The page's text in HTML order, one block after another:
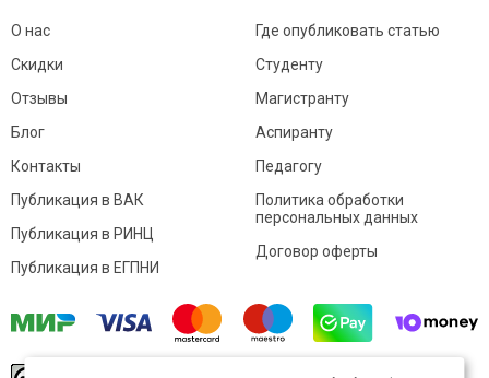
О нас
Скидки
Отзывы
Блог
Контакты
Где опубликовать статью
Студенту
Магистранту
Аспиранту
Педагогу
Публикация в ВАК
Публикация в РИНЦ
Публикация в ЕГПНИ
Политика обработки
персональных данных
Договор оферты